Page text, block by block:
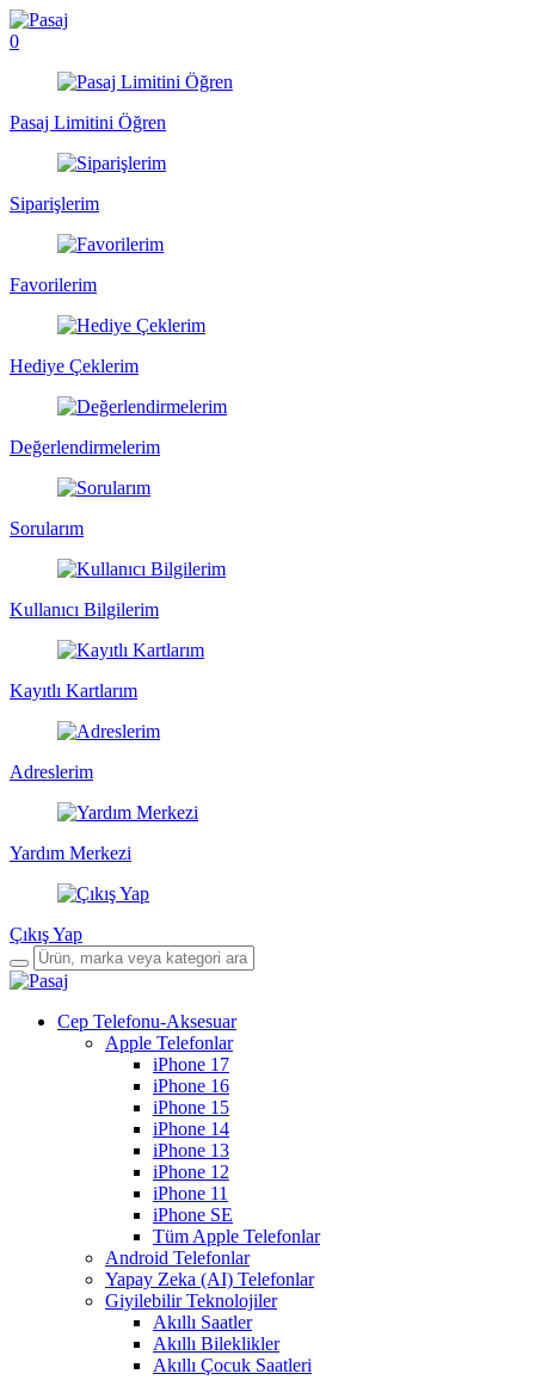
0
Pasaj Limitini Öğren
Siparişlerim
Favorilerim
Hediye Çeklerim
Değerlendirmelerim
Sorularım
Kullanıcı Bilgilerim
Kayıtlı Kartlarım
Adreslerim
Yardım Merkezi
Çıkış Yap
Cep Telefonu-Aksesuar
Apple Telefonlar
iPhone 17
iPhone 16
iPhone 15
iPhone 14
iPhone 13
iPhone 12
iPhone 11
iPhone SE
Tüm Apple Telefonlar
Android Telefonlar
Yapay Zeka (AI) Telefonlar
Giyilebilir Teknolojiler
Akıllı Saatler
Akıllı Bileklikler
Akıllı Çocuk Saatleri